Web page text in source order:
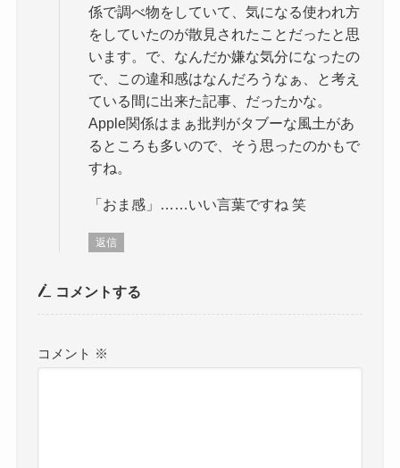
係で調べ物をしていて、気になる使われ方
をしていたのが散見されたことだったと思
います。で、なんだか嫌な気分になったの
で、この違和感はなんだろうなぁ、と考え
ている間に出来た記事、だったかな。
Apple関係はまぁ批判がタブーな風土があ
るところも多いので、そう思ったのかもで
すね。
「おま感」……いい言葉ですね 笑
返信
コメントする
コメント ※